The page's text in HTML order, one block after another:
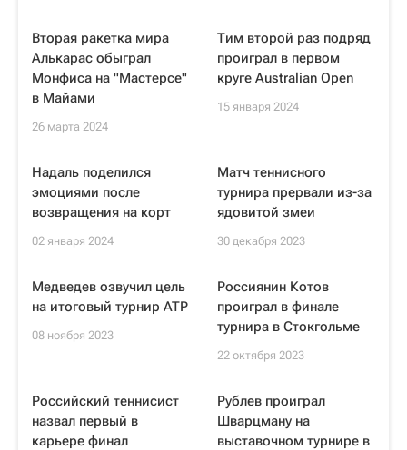
Вторая ракетка мира
Алькарас обыграл
Монфиса на "Мастерсе"
в Майами
26 марта 2024
Тим второй раз подряд
проиграл в первом
круге Australian Open
15 января 2024
Надаль поделился
эмоциями после
возвращения на корт
02 января 2024
Матч теннисного
турнира прервали из-за
ядовитой змеи
30 декабря 2023
Медведев озвучил цель
на итоговый турнир ATP
08 ноября 2023
Россиянин Котов
проиграл в финале
турнира в Стокгольме
22 октября 2023
Российский теннисист
назвал первый в
карьере финал
Рублев проиграл
Шварцману на
выставочном турнире в